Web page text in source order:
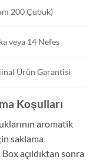
200 Çubuk)
veya 14 Nefes
Ürün Garantisi
Koşulları
aromatik
saklama
açıldıktan sonra